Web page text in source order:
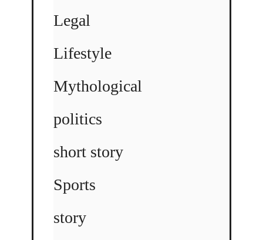
Legal
Lifestyle
Mythological
politics
short story
Sports
story